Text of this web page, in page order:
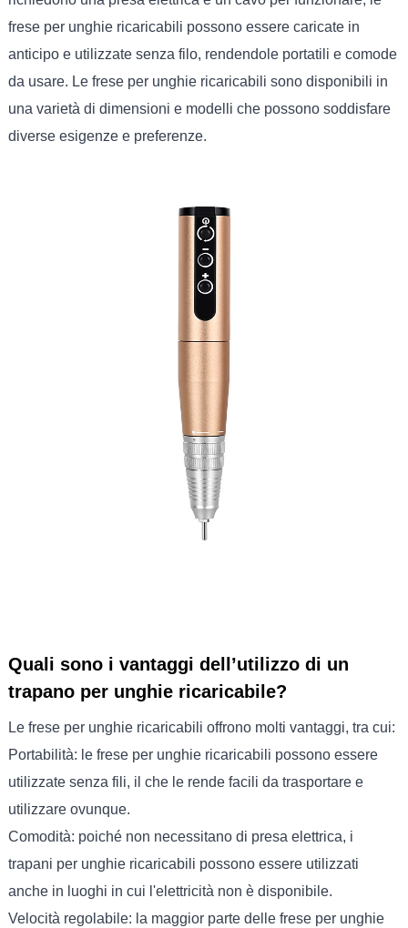
frese per unghie ricaricabili possono essere caricate in
anticipo e utilizzate senza filo, rendendole portatili e comode
da usare. Le frese per unghie ricaricabili sono disponibili in
una varietà di dimensioni e modelli che possono soddisfare
diverse esigenze e preferenze.
Quali sono i vantaggi dell’utilizzo di un
trapano per unghie ricaricabile?
Le frese per unghie ricaricabili offrono molti vantaggi, tra cui:
Portabilità: le frese per unghie ricaricabili possono essere
utilizzate senza fili, il che le rende facili da trasportare e
utilizzare ovunque.
Comodità: poiché non necessitano di presa elettrica, i
trapani per unghie ricaricabili possono essere utilizzati
anche in luoghi in cui l'elettricità non è disponibile.
Velocità regolabile: la maggior parte delle frese per unghie